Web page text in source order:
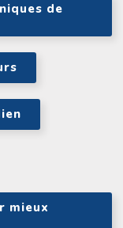
de
mieux